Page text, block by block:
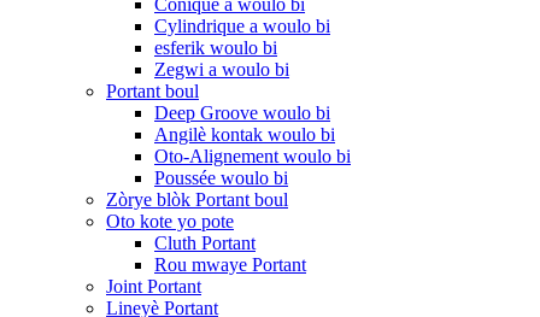
Conique a woulo bi
Cylindrique a woulo bi
esferik woulo bi
Zegwi a woulo bi
Portant boul
Deep Groove woulo bi
Angilè kontak woulo bi
Oto-Alignement woulo bi
Poussée woulo bi
Zòrye blòk Portant boul
Oto kote yo pote
Cluth Portant
Rou mwaye Portant
Joint Portant
Lineyè Portant